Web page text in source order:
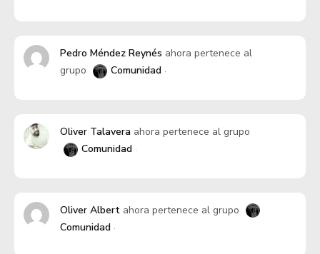
Pedro Méndez Reynés ahora pertenece al
grupo
Comunidad
Oliver Talavera ahora pertenece al grupo
Comunidad
Oliver Albert ahora pertenece al grupo
Comunidad